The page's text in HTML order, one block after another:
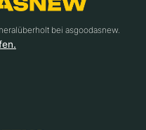
bei asgoodasnew.